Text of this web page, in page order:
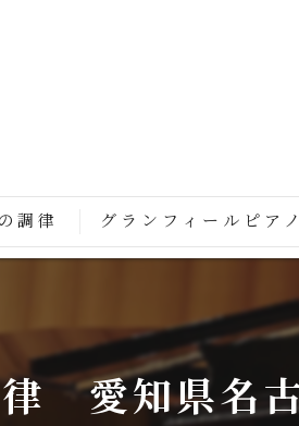
調律 グランフィールピアノ
グランフィールピアノの特徴
グランフィールピアノのこ
律 愛知県名